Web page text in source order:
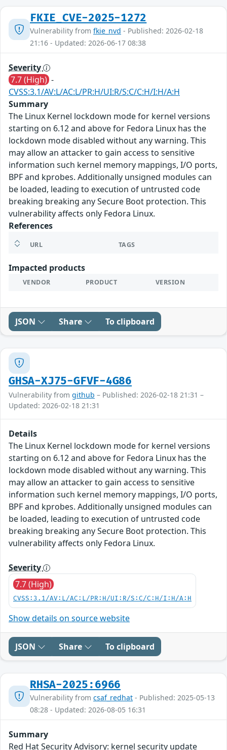
FKIE_CVE-2025-1272
Vulnerability from fkie_nvd - Published: 2026-02-18
21:16 - Updated: 2026-06-17 08:38
Severity
7.7 (High) -
CVSS:3.1/AV:L/AC:L/PR:H/UI:R/S:C/C:H/I:H/A:H
Summary
The Linux Kernel lockdown mode for kernel versions
starting on 6.12 and above for Fedora Linux has the
lockdown mode disabled without any warning. This
may allow an attacker to gain access to sensitive
information such kernel memory mappings, I/O ports,
BPF and kprobes. Additionally unsigned modules can
be loaded, leading to execution of untrusted code
breaking breaking any Secure Boot protection. This
vulnerability affects only Fedora Linux.
References
URL TAGS
Impacted products
VENDOR PRODUCT VERSION
JSON Share To clipboard
GHSA-XJ75-GFVF-4G86
Vulnerability from github – Published: 2026-02-18 21:31 –
Updated: 2026-02-18 21:31
Details
The Linux Kernel lockdown mode for kernel versions
starting on 6.12 and above for Fedora Linux has the
lockdown mode disabled without any warning. This
may allow an attacker to gain access to sensitive
information such kernel memory mappings, I/O ports,
BPF and kprobes. Additionally unsigned modules can
be loaded, leading to execution of untrusted code
breaking breaking any Secure Boot protection. This
vulnerability affects only Fedora Linux.
Severity
7.7 (High)
CVSS:3.1/AV:L/AC:L/PR:H/UI:R/S:C/C:H/I:H/A:H
Show details on source website
JSON Share To clipboard
RHSA-2025:6966
Vulnerability from csaf_redhat - Published: 2025-05-13
08:28 - Updated: 2026-08-05 16:31
Summary
Red Hat Security Advisory: kernel security update